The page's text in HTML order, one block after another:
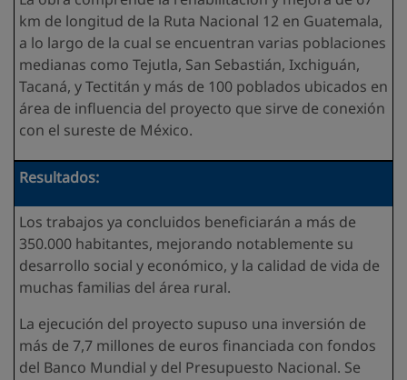
km de longitud de la Ruta Nacional 12 en Guatemala,
a lo largo de la cual se encuentran varias poblaciones
medianas como Tejutla, San Sebastián, Ixchiguán,
Tacaná, y Tectitán y más de 100 poblados ubicados en
área de influencia del proyecto que sirve de conexión
con el sureste de México.
Resultados:
Los trabajos ya concluidos beneficiarán a más de
350.000 habitantes, mejorando notablemente su
desarrollo social y económico, y la calidad de vida de
muchas familias del área rural.
La ejecución del proyecto supuso una inversión de
más de 7,7 millones de euros financiada con fondos
del Banco Mundial y del Presupuesto Nacional. Se